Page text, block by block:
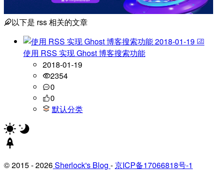
以下是 rss相关的文章
2018-01-19
使用 RSS 实现 Ghost 博客搜索功能
2018-01-19
2354
0
0
默认分类
© 2015 - 2026Sherlock's Blog -京ICP备17066818号-1